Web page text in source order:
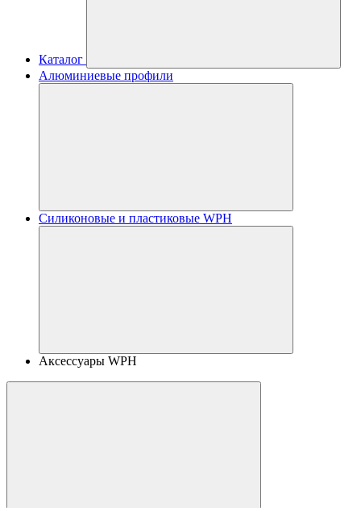
Каталог
Алюминиевые профили
Силиконовые и пластиковые WPH
Аксессуары WPH